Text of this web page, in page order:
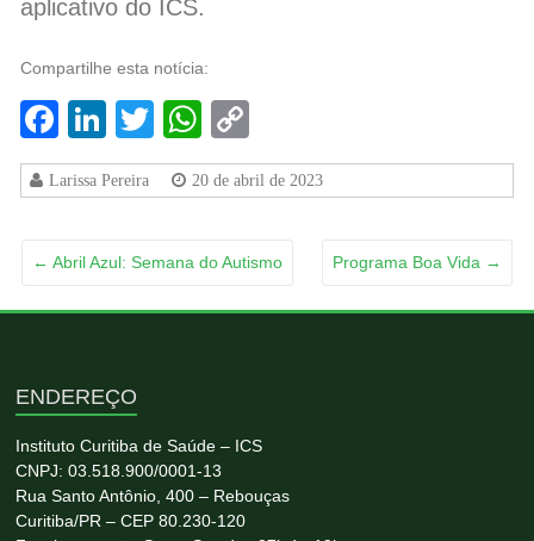
aplicativo do ICS.
Compartilhe esta notícia:
Facebook
LinkedIn
TwitterWhatsApp
Link
Larissa Pereira 20 de abril de 2023
← Abril Azul: Semana do Autismo Programa Boa Vida →
ENDEREÇO
Instituto Curitiba de Saúde – ICS
CNPJ: 03.518.900/0001-13
Rua Santo Antônio, 400 – Rebouças
Curitiba/PR – CEP 80.230-120